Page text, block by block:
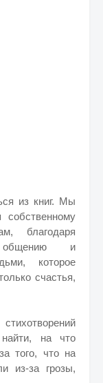
из книг. Мы
благодаря
и
которое
счастья,
на что
того, что на
из-за грозы,